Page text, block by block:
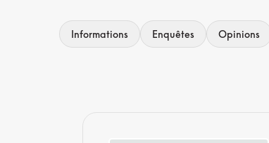
Informations Enquêtes Opinions